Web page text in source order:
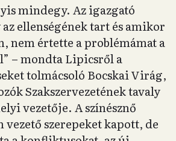
mindegy. Az igazgató
ellenségének tart és amikor
nem értette a problémámat a
– mondta Lipicsről a
tolmácsoló Bocskai Virág,
Szakszervezetének tavaly
vezetője. A színésznő
vezető szerepeket kapott, de